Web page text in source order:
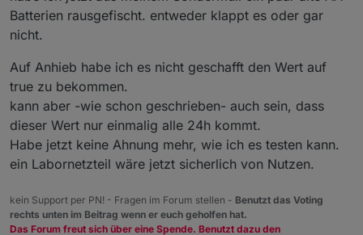
Batterien rausgefischt. entweder klappt es oder gar
nicht.
Auf Anhieb habe ich es nicht geschafft den Wert auf
true zu bekommen.
kann aber -wie schon geschrieben- auch sein, dass
dieser Wert nur einmalig alle 24h kommt.
Habe jetzt keine Ahnung mehr, wie ich es testen kann.
ein Labornetzteil wäre jetzt sicherlich von Nutzen.
kein Support per PN! - Fragen im Forum stellen - Benutzt das Voting
rechts unten im Beitrag wenn er euch geholfen hat.
Das Forum freut sich über eine Spende. Benutzt dazu den